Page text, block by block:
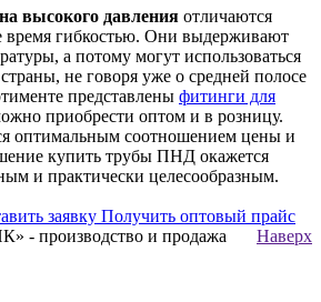
высокого давления отличаются
время гибкостью. Они выдерживают
а потому могут использоваться
не говоря уже о средней полосе
представлены фитинги для
приобрести оптом и в розницу.
оптимальным соотношением цены и
купить трубы ПНД окажется
и практически целесообразным.
заявку Получить оптовый прайс
Наверх
- производство и продажа